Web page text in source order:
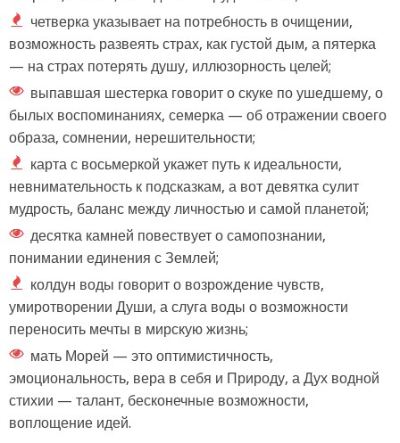
четверка указывает на потребность в очищении,
возможность развеять страх, как густой дым, а пятерка
— на страх потерять душу, иллюзорность целей;
выпавшая шестерка говорит о скуке по ушедшему, о
былых воспоминаниях, семерка — об отражении своего
образа, сомнении, нерешительности;
карта с восьмеркой укажет путь к идеальности,
невнимательность к подсказкам, а вот девятка сулит
мудрость, баланс между личностью и самой планетой;
десятка камней повествует о самопознании,
понимании единения с Землей;
колдун воды говорит о возрождение чувств,
умиротворении Души, а слуга воды о возможности
переносить мечты в мирскую жизнь;
мать Морей — это оптимистичность,
эмоциональность, вера в себя и Природу, а Дух водной
стихии — талант, бесконечные возможности,
воплощение идей.